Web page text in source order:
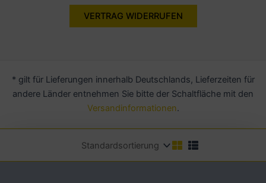
VERTRAG WIDERRUFEN
* gilt für Lieferungen innerhalb Deutschlands, Lieferzeiten für
andere Länder entnehmen Sie bitte der Schaltfläche mit den
Versandinformationen.